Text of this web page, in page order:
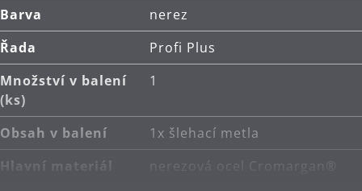
Barva
nerez
Řada
Profi Plus
Množství v balení
(ks)
1
Obsah v balení
1x šlehací metla
Hlavní materiál
nerezová ocel Cromargan®